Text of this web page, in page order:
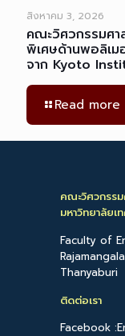
สิงหาคม 3, 2026
คณะวิศวกรรมศ
พิเศษด้านพอลิเ
จาก Kyoto
Read more
คณะวิศวกรร
มหาวิทยาลัย
Faculty of
Thanyaburi
ติดต่อเรา
Facebook